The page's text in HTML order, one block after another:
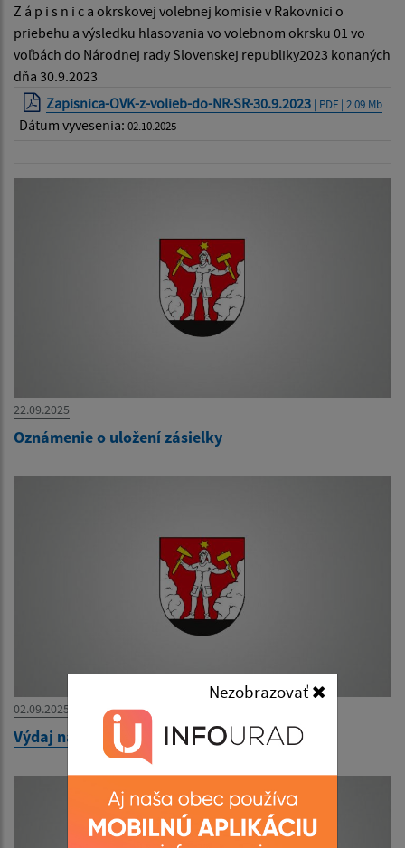
Nezobrazovať
Z á p i s n i c a okrskovej volebnej komisie v Rakovnici o
priebehu a výsledku hlasovania vo volebnom okrsku 01 vo
voľbách do Národnej rady Slovenskej republiky2023 konaných
dňa 30.9.2023
Zapisnica-OVK-z-volieb-do-NR-SR-30.9.2023 | PDF | 2.09 Mb
Dátum vyvesenia: 02.10.2025
22.09.2025
Oznámenie o uložení zásielky
02.09.2025
Výdaj naturálií AGROSPOL HONCE 2025